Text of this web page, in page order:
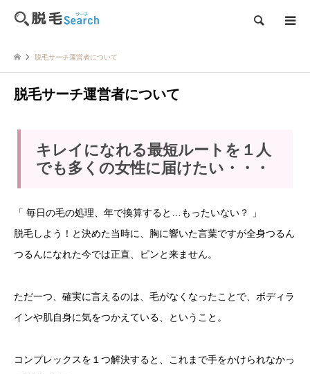
検索
脱毛サーチ運営者について
脱毛サーチ運営者について
キレイになれる最短ルートを１人
でも多くの女性に届けたい・・・
「 毎日の毛の処理、年で換算すると…もったいない？ 」
脱毛しよう！と決めた当時に、胸に響いた言葉ですが全身つるん
つるんになれた今では正直、ピンと来ません。
ただ一つ、確実に言えるのは、毛がなくなったことで、ボディラ
インや肌自身に気をつかえている、ということ。
コンプレックスを１つ解決すると、これまで手をかけられなかっ